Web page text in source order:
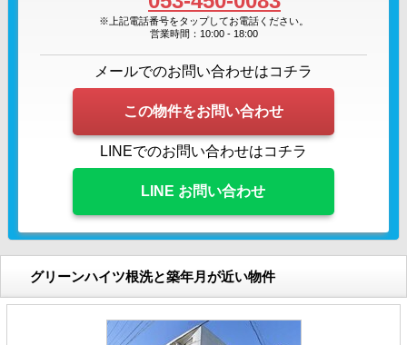
※上記電話番号をタップしてお電話ください。
営業時間：10:00 - 18:00
メールでのお問い合わせはコチラ
この物件をお問い合わせ
LINEでのお問い合わせはコチラ
LINE お問い合わせ
グリーンハイツ根洗と築年月が近い物件